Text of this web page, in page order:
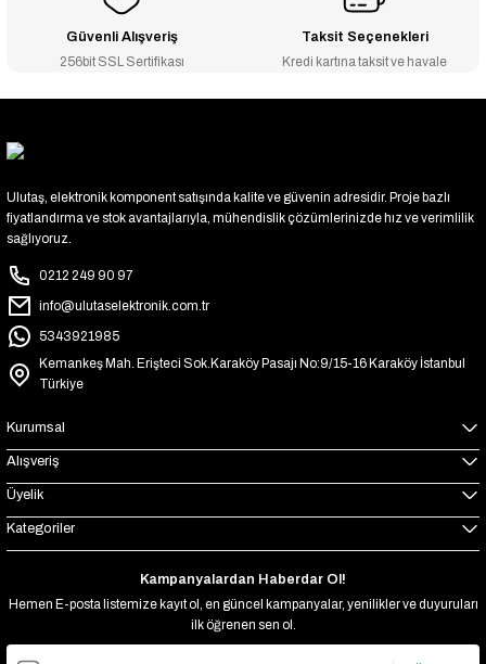
Güvenli Alışveriş
256bit SSL Sertifikası
Taksit Seçenekleri
Kredi kartına taksit ve havale
Ulutaş, elektronik komponent satışında kalite ve güvenin adresidir. Proje bazlı
fiyatlandırma ve stok avantajlarıyla, mühendislik çözümlerinizde hız ve verimlilik
sağlıyoruz.
0212 249 90 97
info@ulutaselektronik.com.tr
5343921985
Kemankeş Mah. Erişteci Sok.Karaköy Pasajı No:9/15-16 Karaköy İstanbul
Türkiye
Kurumsal
Alışveriş
Üyelik
Kategoriler
Kampanyalardan Haberdar Ol!
Hemen E-posta listemize kayıt ol, en güncel kampanyalar, yenilikler ve duyuruları
ilk öğrenen sen ol.